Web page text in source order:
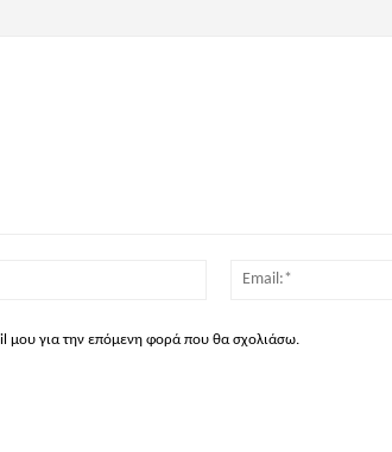
Όνομα:*
μου για την επόμενη φορά που θα σχολιάσω.